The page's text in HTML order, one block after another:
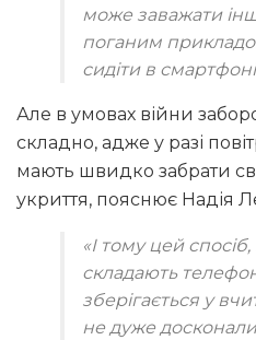
може заважати
поганим
сидіти в
Але в умовах війни
складно, адже у разі
мають швидко забрати
укриття, пояснює Надія
«І тому цей
складають
зберігається у
не дуже